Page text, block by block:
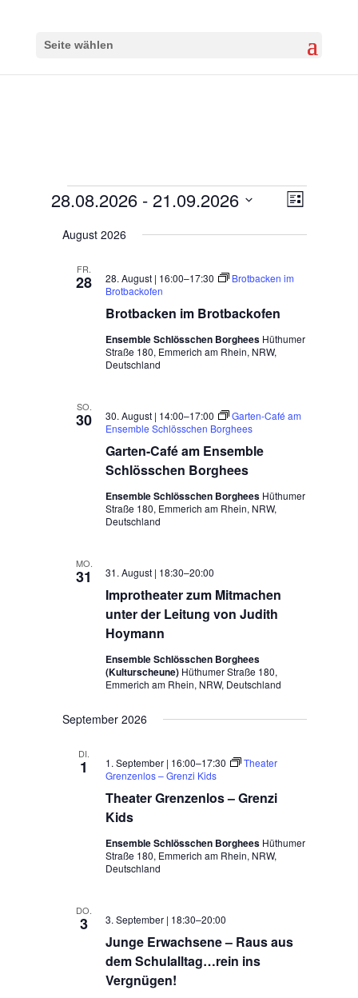
Seite wählen
Veranstaltungen
Ansichten-
Navigation
Ansichten-
Liste
28.08.2026 - 21.09.2026
wählen.
August 2026
FR.
28
Brotbacken im Brotbackofen
28. August | 16:00–17:30
Brotbacken im
Brotbackofen
Ensemble Schlösschen Borghees Hüthumer
Straße 180, Emmerich am Rhein, NRW,
Deutschland
SO.
30
Garten-Café am Ensemble
Schlösschen Borghees
30. August | 14:00–17:00
Garten-Café am
Ensemble Schlösschen Borghees
Ensemble Schlösschen Borghees Hüthumer
Straße 180, Emmerich am Rhein, NRW,
Deutschland
MO.
31
Improtheater zum Mitmachen
unter der Leitung von Judith
Hoymann
31. August | 18:30–20:00
Ensemble Schlösschen Borghees
(Kulturscheune) Hüthumer Straße 180,
Emmerich am Rhein, NRW, Deutschland
September 2026
DI.
1
Theater Grenzenlos – Grenzi
Kids
1. September | 16:00–17:30
Theater
Grenzenlos – Grenzi Kids
Ensemble Schlösschen Borghees Hüthumer
Straße 180, Emmerich am Rhein, NRW,
Deutschland
DO.
3
Junge Erwachsene – Raus aus
dem Schulalltag…rein ins
Vergnügen!
3. September | 18:30–20:00